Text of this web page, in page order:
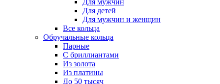
Для мужчин
Для детей
Для мужчин и женщин
Все кольца
Обручальные кольца
Парные
С бриллиантами
Из золота
Из платины
До 50 тысяч